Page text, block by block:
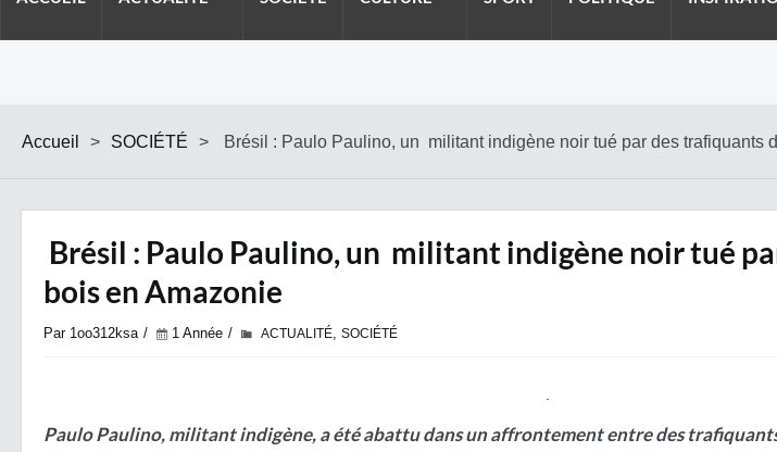
Accueil > SOCIÉTÉ > Brésil : Paulo Paulino, un militant indigène noir tué par des trafiquants
Brésil : Paulo Paulino, un militant indigène noir tué
bois en Amazonie
Par 1oo312ksa 1 Année ACTUALITÉ, SOCIÉTÉ
Paulo Paulino, militant indigène, a été abattu dans un affrontement entre des